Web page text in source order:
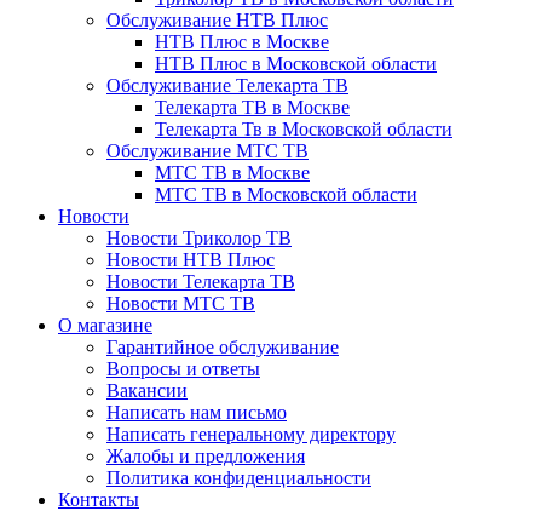
Обслуживание НТВ Плюс
НТВ Плюс в Москве
НТВ Плюс в Московской области
Обслуживание Телекарта ТВ
Телекарта ТВ в Москве
Телекарта Тв в Московской области
Обслуживание МТС ТВ
МТС ТВ в Москве
МТС ТВ в Московской области
Новости
Новости Триколор ТВ
Новости НТВ Плюс
Новости Телекарта ТВ
Новости МТС ТВ
О магазине
Гарантийное обслуживание
Вопросы и ответы
Вакансии
Написать нам письмо
Написать генеральному директору
Жалобы и предложения
Политика конфиденциальности
Контакты